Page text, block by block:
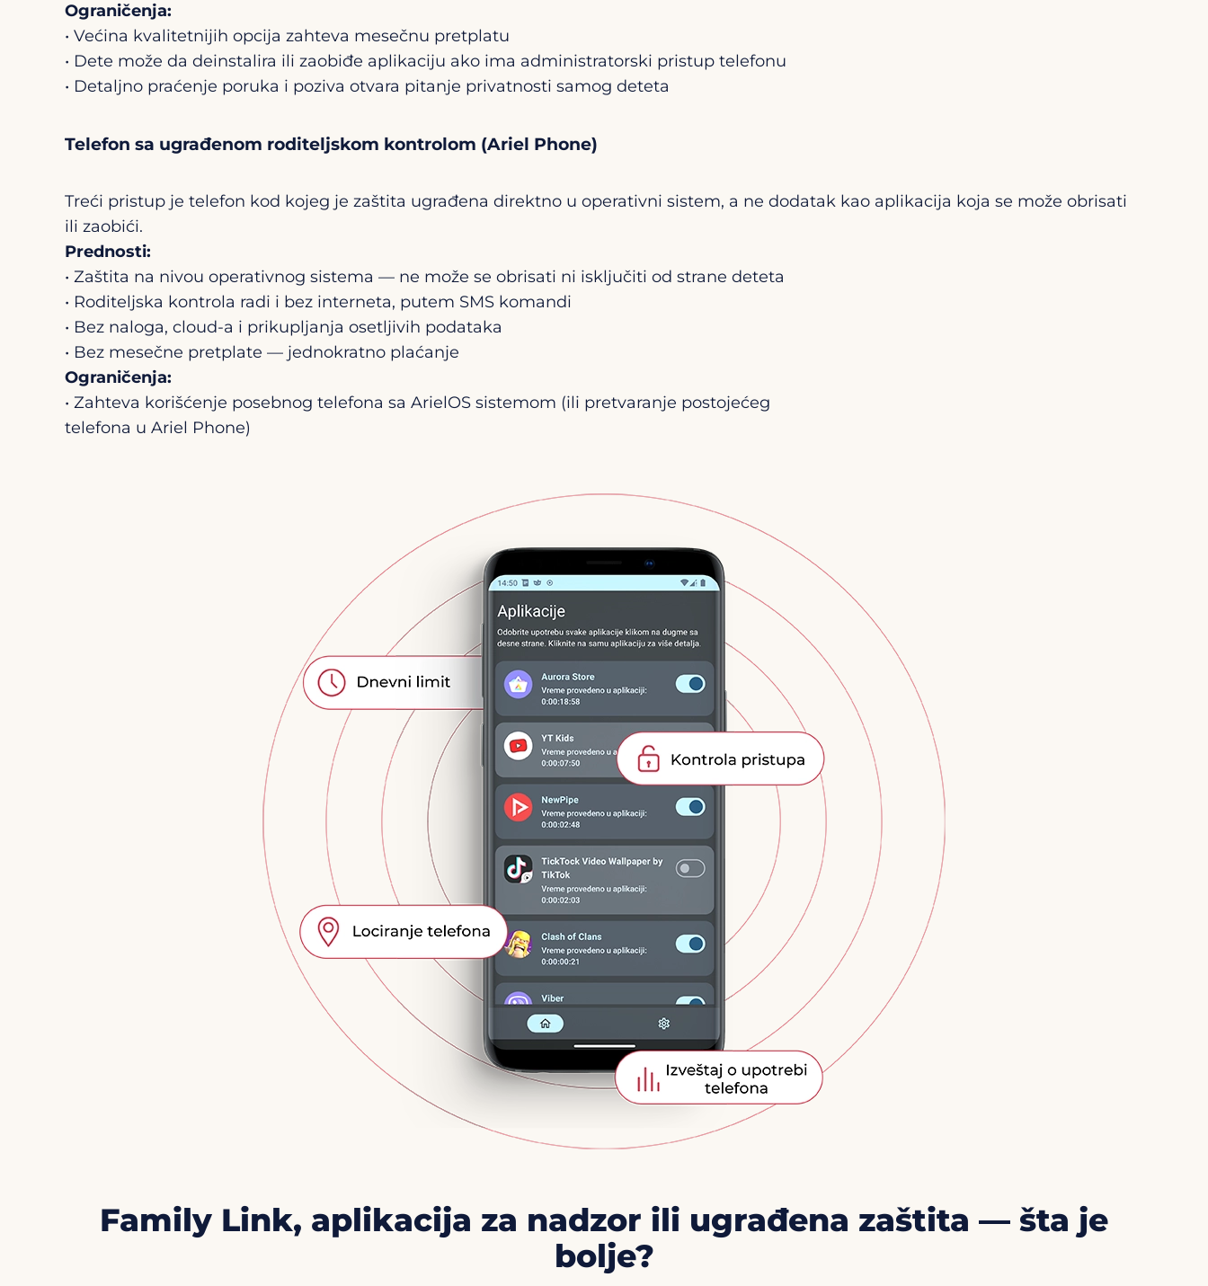
Ograničenja:
• Većina kvalitetnijih opcija zahteva mesečnu pretplatu
• Dete može da deinstalira ili zaobiđe aplikaciju ako ima administratorski pristup telefonu
• Detaljno praćenje poruka i poziva otvara pitanje privatnosti samog deteta
Telefon sa ugrađenom roditeljskom kontrolom (Ariel Phone)
Treći pristup je telefon kod kojeg je zaštita ugrađena direktno u operativni sistem, a ne dodatak kao aplikacija koja se može obrisati
ili zaobići.
Prednosti:
• Zaštita na nivou operativnog sistema — ne može se obrisati ni isključiti od strane deteta
• Roditeljska kontrola radi i bez interneta, putem SMS komandi
• Bez naloga, cloud-a i prikupljanja osetljivih podataka
• Bez mesečne pretplate — jednokratno plaćanje
Ograničenja:
• Zahteva korišćenje posebnog telefona sa ArielOS sistemom (ili pretvaranje postojećeg
telefona u Ariel Phone)
Family Link, aplikacija za nadzor ili ugrađena zaštita — šta je
bolje?